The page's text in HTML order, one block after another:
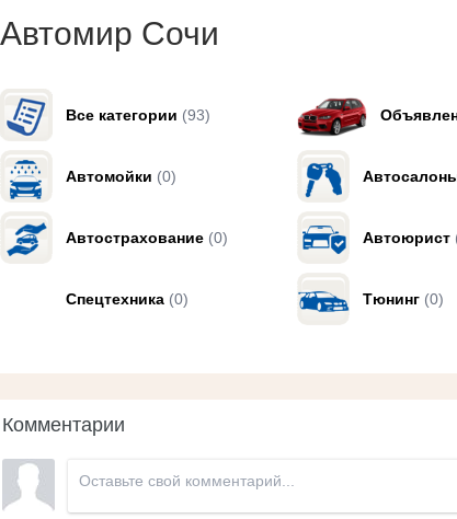
Автомир Сочи
Все категории (93)
Автомойки (0)
Автострахование (0) Автоюрист
Спецтехника (0) Тюнинг (0)
Комментарии